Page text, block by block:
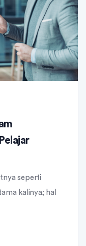
seperti
kalinya; hal